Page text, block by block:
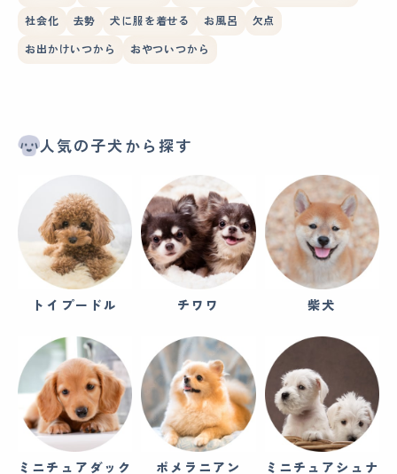
社会化 去勢 犬に服を着せる お風呂 欠点
お出かけいつから おやついつから
人気の子犬から探す
トイプードル チワワ 柴犬
ミニチュアダック ポメラニアン ミニチュアシュナ